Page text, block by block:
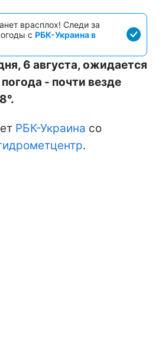
врасплох! Следи за
с РБК-Украина в
6 августа, ожидается
- почти везде
РБК-Украина со
.